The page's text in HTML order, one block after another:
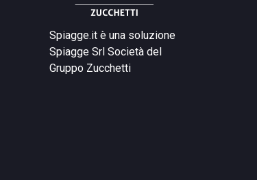
Spiagge.it è una soluzione
Spiagge Srl Società del
Gruppo Zucchetti